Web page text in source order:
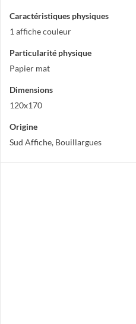
Caractéristiques physiques
1 affiche couleur
Particularité physique
Papier mat
Dimensions
120x170
Origine
Sud Affiche, Bouillargues